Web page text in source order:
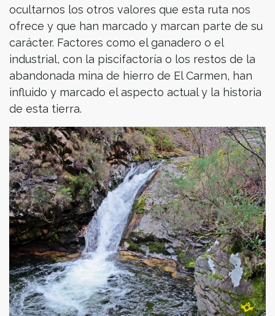
ocultarnos los otros valores que esta ruta nos
ofrece y que han marcado y marcan parte de su
carácter. Factores como el ganadero o el
industrial, con la piscifactoría o los restos de la
abandonada mina de hierro de El Carmen, han
influido y marcado el aspecto actual y la historia
de esta tierra.